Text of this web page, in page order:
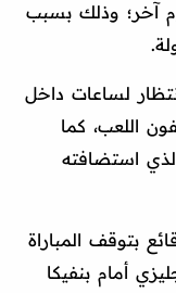
آخر؛ وذلك بسبب
لساعات داخل
اللعب، كما
استضافته
بتوقف المباراة
أمام بنفيكا